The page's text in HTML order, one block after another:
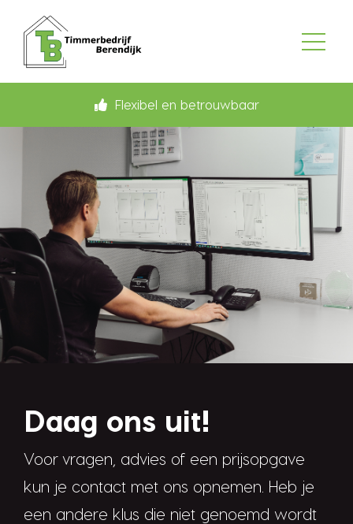
Flexibel en betrouwbaar
Daag ons uit!
Voor vragen, advies of een prijsopgave
kun je contact met ons opnemen. Heb je
een andere klus die niet genoemd wordt